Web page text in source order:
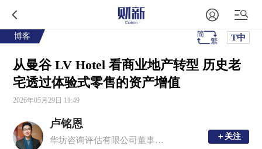
博客 T中
从曼谷 LV Hotel 看商业地产转型 历史老
宅透过体验式零售的资产增值
2026年05月29日 11:49
卢铭恩
华坊咨询评估有限公司董事总经理、注册中国房地产估价师、香港测量师学会产业测量师 ＋关注
＋关注